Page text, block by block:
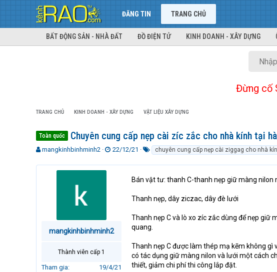
ĐĂNG TIN TRANG CHỦ
BẤT ĐỘNG SẢN - NHÀ ĐẤT ĐỒ ĐIỆN TỬ KINH DOANH - XÂY DỰNG
Đừng cố
TRANG CHỦ KINH DOANH - XÂY DỰNG VẬT LIỆU XÂY DỰNG
Toàn quốc Chuyên cung cấp nẹp cài zíc zắc cho nhà kính tại
T
r
mangkinhbinhminh2
N
à
22/12/21
k
h
ó
chuyên cung cấp nẹp cài ziggag cho nhà
mangkinhbinhminh2
Thành viên cấp 1
Tham gia
19/4/21
Bán vật tư: thanh C-thanh nẹp giữ màng nilon
Thanh nẹp, dây ziczac, dây đè lưới
Thanh nẹp C và lò xo zíc zắc dùng để nẹp giữ
quang.
Thanh nẹp C được làm thép mạ kẽm không
có tác dụng giữ màng nilon và lưới một cách
thiết, giảm chi phí thi công lắp đặt.